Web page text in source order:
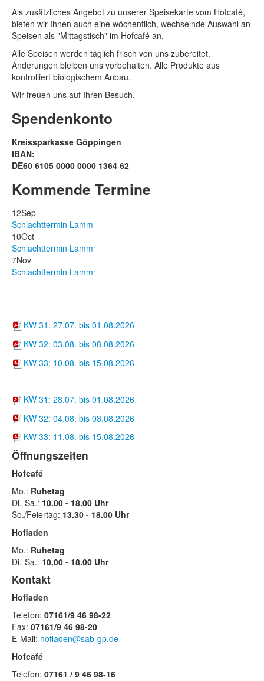
Als zusätzliches Angebot zu unserer Speisekarte vom Hofcafé,
bieten wir Ihnen auch eine wöchentlich, wechselnde Auswahl an
Speisen als "Mittagstisch" im Hofcafé an.
Alle Speisen werden täglich frisch von uns zubereitet.
Änderungen bleiben uns vorbehalten. Alle Produkte aus
kontrolliert biologischem Anbau.
Wir freuen uns auf Ihren Besuch.
Spendenkonto
Kreissparkasse Göppingen
IBAN:
DE60 6105 0000 0000 1364 62
Kommende Termine
12Sep
Schlachttermin Lamm
10Oct
Schlachttermin Lamm
7Nov
Schlachttermin Lamm
KW 31: 27.07. bis 01.08.2026
KW 32: 03.08. bis 08.08.2026
KW 33: 10.08. bis 15.08.2026
KW 31: 28.07. bis 01.08.2026
KW 32: 04.08. bis 08.08.2026
KW 33: 11.08. bis 15.08.2026
Öffnungszeiten
Hofcafé
Mo.: Ruhetag
Di.-Sa.: 10.00 - 18.00 Uhr
So./Feiertag: 13.30 - 18.00 Uhr
Hofladen
Mo.: Ruhetag
Di.-Sa.: 10.00 - 18.00 Uhr
Kontakt
Hofladen
Telefon: 07161/9 46 98-22
Fax: 07161/9 46 98-20
E-Mail: hofladen@sab-gp.de
Hofcafé
Telefon: 07161 / 9 46 98-16